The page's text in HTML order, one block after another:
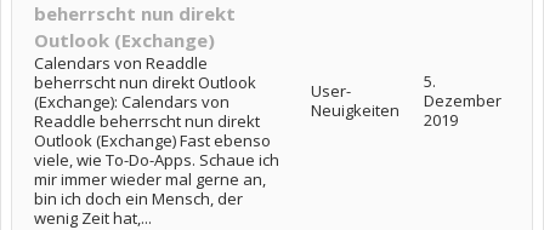
beherrscht nun direkt
Outlook (Exchange)
Calendars von Readdle
beherrscht nun direkt Outlook
(Exchange): Calendars von
Readdle beherrscht nun direkt
Outlook (Exchange) Fast ebenso
viele, wie To-Do-Apps. Schaue ich
mir immer wieder mal gerne an,
bin ich doch ein Mensch, der
wenig Zeit hat,...
User-
Neuigkeiten
5.
Dezember
2019